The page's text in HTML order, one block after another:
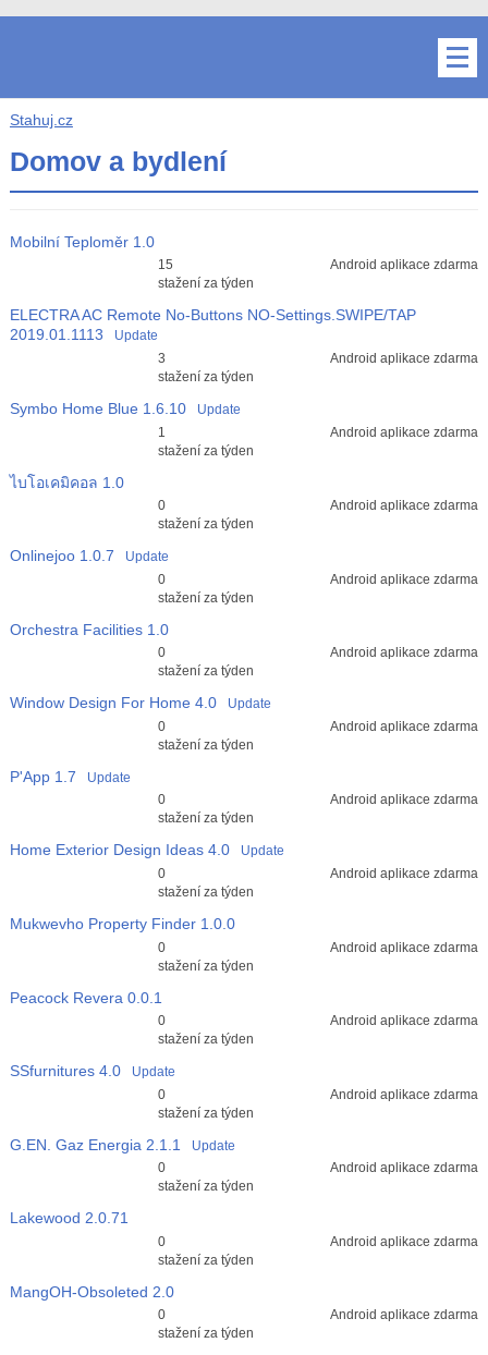
Stahuj.cz
Domov a bydlení
Mobilní Teploměr 1.0
Průměr hodnocení
15
stažení za týden
Android aplikace zdarma
ELECTRA AC Remote No-Buttons NO-Settings.SWIPE/TAP
2019.01.1113
Update
Průměr hodnocení
3
stažení za týden
Android aplikace zdarma
Symbo Home Blue 1.6.10
Update
Průměr hodnocení
1
stažení za týden
Android aplikace zdarma
ไบโอเคมิคอล 1.0
Průměr hodnocení
0
stažení za týden
Android aplikace zdarma
Onlinejoo 1.0.7
Update
Průměr hodnocení
0
stažení za týden
Android aplikace zdarma
Orchestra Facilities 1.0
Průměr hodnocení
0
stažení za týden
Android aplikace zdarma
Window Design For Home 4.0
Update
Průměr hodnocení
0
stažení za týden
Android aplikace zdarma
P'App 1.7
Update
Průměr hodnocení
0
stažení za týden
Android aplikace zdarma
Home Exterior Design Ideas 4.0
Update
Průměr hodnocení
0
stažení za týden
Android aplikace zdarma
Mukwevho Property Finder 1.0.0
Průměr hodnocení
0
stažení za týden
Android aplikace zdarma
Peacock Revera 0.0.1
Průměr hodnocení
0
stažení za týden
Android aplikace zdarma
SSfurnitures 4.0
Update
Průměr hodnocení
0
stažení za týden
Android aplikace zdarma
G.EN. Gaz Energia 2.1.1
Update
Průměr hodnocení
0
stažení za týden
Android aplikace zdarma
Lakewood 2.0.71
Průměr hodnocení
0
stažení za týden
Android aplikace zdarma
MangOH-Obsoleted 2.0
Průměr hodnocení
0
stažení za týden
Android aplikace zdarma